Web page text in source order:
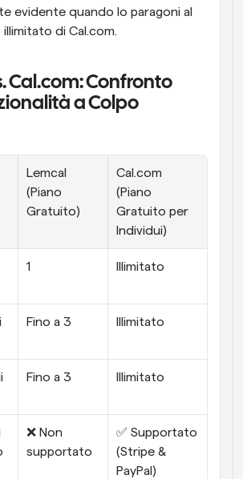
evidente quando lo paragoni al
di Cal.com.
Cal.com: Confronto
a Colpo
Lemcal
(Piano
Gratuito)
Cal.com
(Piano
Gratuito per
Individui)
1 Illimitato
Fino a 3 Illimitato
Fino a 3 Illimitato
❌ Non
supportato
✅ Supportato
(Stripe &
PayPal)